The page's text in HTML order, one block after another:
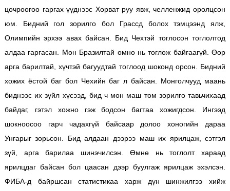
цочроогоо гаргах үүднээс Хорват руу явж, челленжид оролцсон
юм. Бидний гол зорилго бол Грассд болох тэмцээнд ялж,
Олимпийн эрхээ авах байсан. Бид Чехтэй тоглосон тоглолтод
алдаа гаргасан. Мөн Бразилтай өмнө нь тоглож байгаагүй. Өөр
арга барилтай, хүчтэй багуудтай тоглоод шоконд орсон. Бидний
хожих ёстой баг бол Чехийн баг л байсан. Монголчууд маань
биднээс их зүйл хүсээд, бид ч мөн маш том зорилго тавьчихаад
байдаг, гэтэл хожно гэж бодсон багтаа хожигдсон. Ингээд
шокноосоо гарч чадахгүй байсаар долоо хоногийн дараа
Унгарыг зорьсон. Бид алдаан дээрээ маш их ярилцаж, сэтгэл
зүй, арга барилаа шинэчилсэн. Өмнө нь тоглолт хараад
ярилцдаг байсан бол цаасан дээр буулгаж ярилцаж эхэлсэн.
ФИБА-д байршсан статистикаа харж дүн шинжилгээ хийж